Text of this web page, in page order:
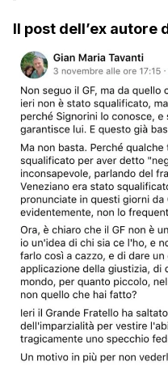
Il post dell’ex autore